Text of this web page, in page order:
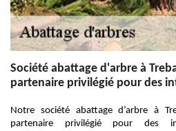
Société abattage d'arbre à
partenaire privilégié pour des
Notre société abattage d’arbre à
partenaire privilégié pour des